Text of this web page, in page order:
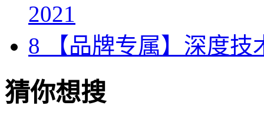
2021
8 【品牌专属】深度技
猜你想搜